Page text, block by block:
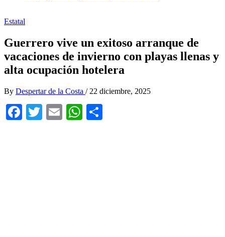
Estatal
Guerrero vive un exitoso arranque de
vacaciones de invierno con playas llenas y
alta ocupación hotelera
By Despertar de la Costa / 22 diciembre, 2025
Facebook
TwitterEmailWhatsApp